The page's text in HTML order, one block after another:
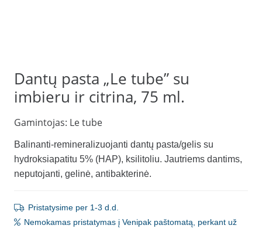
Dantų pasta „Le tube” su
imbieru ir citrina, 75 ml.
Gamintojas: Le tube
Balinanti-remineralizuojanti dantų pasta/gelis su
hydroksiapatitu 5% (HAP), ksilitoliu. Jautriems dantims,
neputojanti, gelinė, antibakterinė.
Pristatysime per 1-3 d.d.
Nemokamas pristatymas į Venipak paštomatą, perkant už